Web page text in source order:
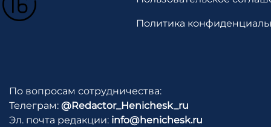
Политика
По вопросам сотрудничества:
Телеграм: @Redactor_Henichesk_ru
Эл. почта редакции: info@henichesk.ru